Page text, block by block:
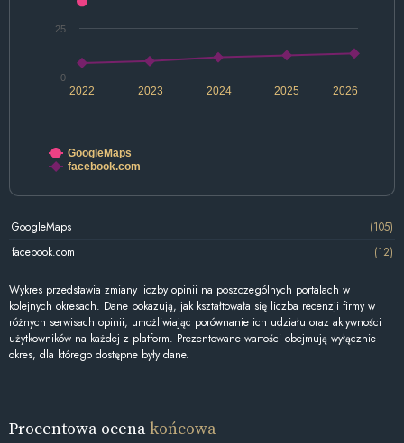
2022 2024 2026
2023 2025
0
25
GoogleMaps
facebook.com
GoogleMaps
(105)
facebook.com
(12)
Wykres przedstawia zmiany liczby opinii na poszczególnych portalach w
kolejnych okresach. Dane pokazują, jak kształtowała się liczba recenzji firmy w
różnych serwisach opinii, umożliwiając porównanie ich udziału oraz aktywności
użytkowników na każdej z platform. Prezentowane wartości obejmują wyłącznie
okres, dla którego dostępne były dane.
Procentowa ocenakońcowa